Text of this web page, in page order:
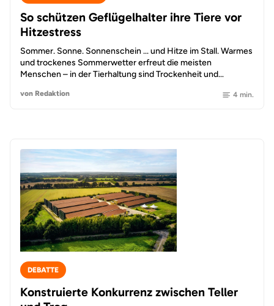
So schützen Geflügelhalter ihre Tiere vor
Hitzestress
Sommer. Sonne. Sonnenschein ... und Hitze im Stall. Warmes
und trockenes Sommerwetter erfreut die meisten
Menschen – in der Tierhaltung sind Trockenheit und…
von Redaktion 4 min.
DEBATTE
Konstruierte Konkurrenz zwischen Teller